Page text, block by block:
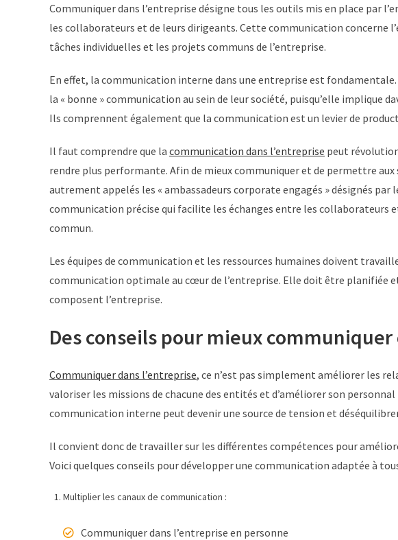
Communiquer dans l’entreprise désigne tous les outils mis en place par
les collaborateurs et de leurs dirigeants. Cette communication concerne
tâches individuelles et les projets communs de l’entreprise.
En effet, la communication interne dans une entreprise est
la « bonne » communication au sein de leur société, puisqu’elle implique
Ils comprennent également que la communication est un levier de
Il faut comprendre que la communication dans l’entreprise peut
rendre plus performante. Afin de mieux communiquer et de permettre aux
autrement appelés les « ambassadeurs corporate engagés » désignés
communication précise qui facilite les échanges entre les collaborateurs
commun.
Les équipes de communication et les ressources humaines doivent
communication optimale au cœur de l’entreprise. Elle doit être planifiée
composent l’entreprise.
Des conseils pour mieux communiquer
Communiquer dans l’entreprise, ce n’est pas simplement améliorer les
valoriser les missions de chacune des entités et d’améliorer son personnal
communication interne peut devenir une source de tension et
Il convient donc de travailler sur les différentes compétences pour
Voici quelques conseils pour développer une communication adaptée à
Multiplier les canaux de communication :
Communiquer dans l’entreprise en personne